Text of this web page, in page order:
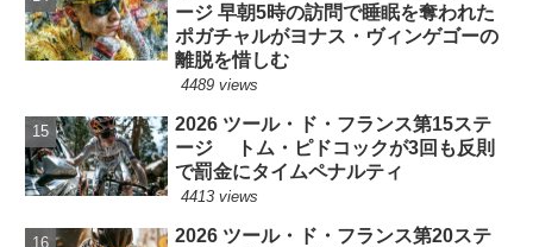
ージ 早朝5時の訪問で睡眠を奪われた
ポガチャルがヨナス・ヴィンゲゴーの
離脱を惜しむ
4489 views
2026 ツール・ド・フランス第15ステ
ージ トム・ピドコックが3回も反則
で罰金にタイムペナルティ
4413 views
2026 ツール・ド・フランス第20ステ